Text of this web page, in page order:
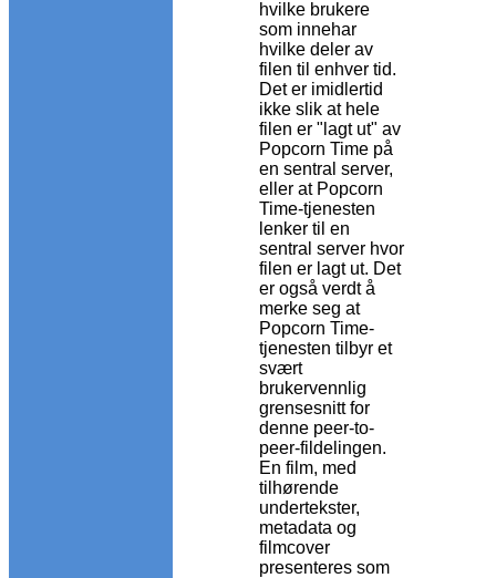
hvilke brukere
som innehar
hvilke deler av
filen til enhver tid.
Det er imidlertid
ikke slik at hele
filen er "lagt ut" av
Popcorn Time på
en sentral server,
eller at Popcorn
Time-tjenesten
lenker til en
sentral server hvor
filen er lagt ut. Det
er også verdt å
merke seg at
Popcorn Time-
tjenesten tilbyr et
svært
brukervennlig
grensesnitt for
denne peer-to-
peer-fildelingen.
En film, med
tilhørende
undertekster,
metadata og
filmcover
presenteres som